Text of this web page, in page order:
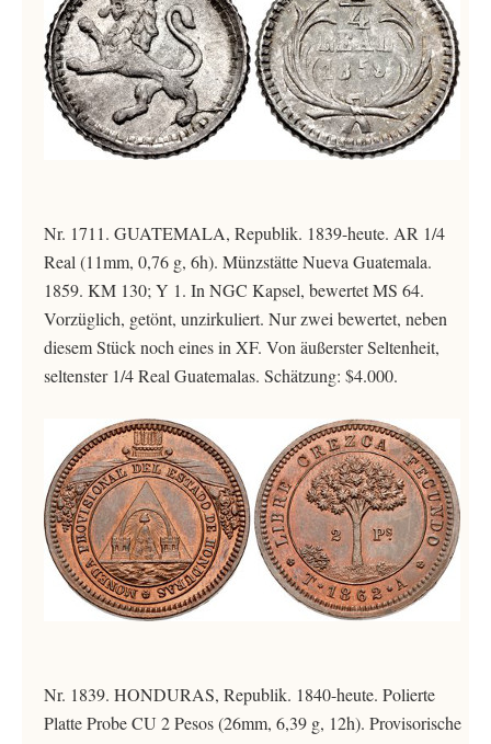
Nr. 1711. GUATEMALA, Republik. 1839-heute. AR 1/4
Real (11mm, 0,76 g, 6h). Münzstätte Nueva Guatemala.
1859. KM 130; Y 1. In NGC Kapsel, bewertet MS 64.
Vorzüglich, getönt, unzirkuliert. Nur zwei bewertet, neben
diesem Stück noch eines in XF. Von äußerster Seltenheit,
seltenster 1/4 Real Guatemalas. Schätzung: $4.000.
Nr. 1839. HONDURAS, Republik. 1840-heute. Polierte
Platte Probe CU 2 Pesos (26mm, 6,39 g, 12h). Provisorische